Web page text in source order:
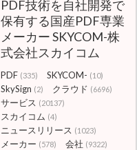
PDF技術を自社開発で
保有する国産PDF専業
メーカー SKYCOM-株
式会社スカイコム
PDF (335) SKYCOM- (10)
SkySign (2) クラウド (6696)
サービス (20137)
スカイコム (4)
ニュースリリース (1023)
メーカー (578) 会社 (9322)